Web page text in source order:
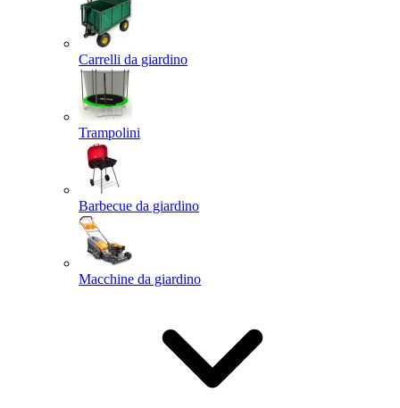
Carrelli da giardino
Trampolini
Barbecue da giardino
Macchine da giardino